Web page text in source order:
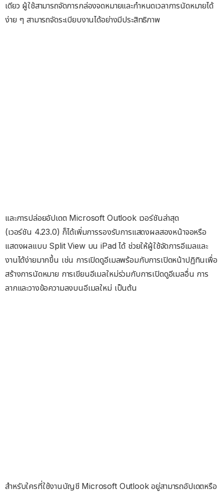
เดียว ผู้ใช้สามารถจัดการกล่องจดหมายและกำหนดเวลาการนัดหมายได้
ง่าย ๆ สามารถจัดระเบียบงานได้อย่างมีประสิทธิภาพ
และการปล่อยอัปเดต Microsoft Outlook เวอร์ชันล่าสุด
(เวอร์ชัน 4.23.0) ก็ได้เพิ่มการรองรับการแสดงผลสองหน้าจอหรือ
แสดงผลแบบ Split View บน iPad ได้ ช่วยให้ผู้ใช้จัดการอีเมลและ
งานได้ง่ายมากขึ้น เช่น การเปิดดูอีเมลพร้อมกับการเปิดหน้าปฏิทินเพื่อ
สร้างการนัดหมาย การเขียนอีเมลใหม่ร่วมกับการเปิดดูอีเมลอื่น การ
ลากและวางข้อความลงบนอีเมลใหม่ เป็นต้น
สำหรับใครที่ใช้งานบัญชี Microsoft Outlook อยู่สามารถอัปเดตหรือ